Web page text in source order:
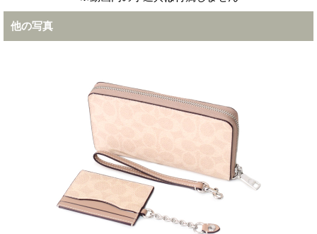
他の写真